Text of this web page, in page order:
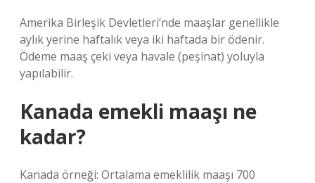
Amerika Birleşik Devletleri’nde maaşlar genellikle
aylık yerine haftalık veya iki haftada bir ödenir.
Ödeme maaş çeki veya havale (peşinat) yoluyla
yapılabilir.
Kanada emekli maaşı ne
kadar?
Kanada örneği: Ortalama emeklilik maaşı 700